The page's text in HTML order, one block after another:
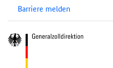
Barriere melden